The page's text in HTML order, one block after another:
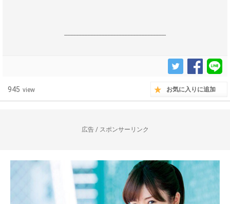
------------------------------------------------------------------
945 view お気に入りに追加
広告 / スポンサーリンク